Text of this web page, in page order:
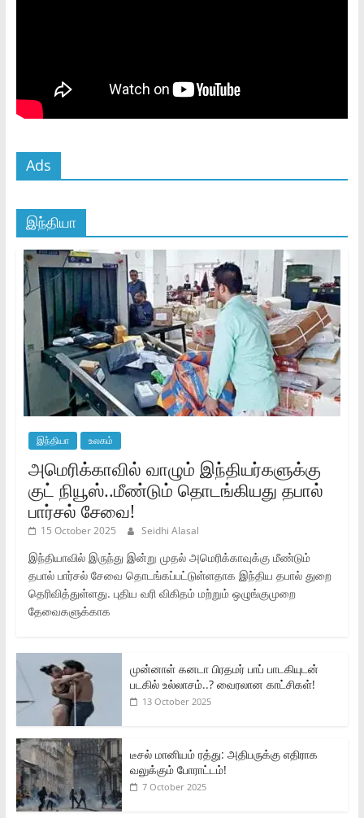
Ads
இந்தியா
இந்தியா உலகம்
அமெரிக்காவில் வாழும் இந்தியர்களுக்கு
குட் நியூஸ்..மீண்டும் தொடங்கியது தபால்
பார்சல் சேவை!
15 October 2025 Seidhi Alasal
இந்தியாவில் இருந்து இன்று முதல் அமெரிக்காவுக்கு மீண்டும்
தபால் பார்சல் சேவை தொடங்கப்பட்டுள்ளதாக இந்திய தபால் துறை
தெரிவித்துள்ளது. புதிய வரி விகிதம் மற்றும் ஒழுங்குமுறை
தேவைகளுக்காக
முன்னாள் கனடா பிரதமர் பாப் பாடகியுடன்
படகில் உல்லாசம்..? வைரலான காட்சிகள்!
13 October 2025
டீசல் மானியம் ரத்து: அதிபருக்கு எதிராக
வலுக்கும் போராட்டம்!
7 October 2025